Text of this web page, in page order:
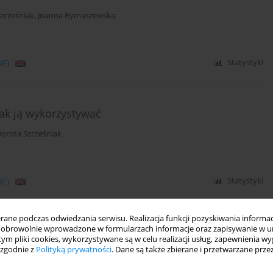
podczas odwiedzania serwisu. Realizacja funkcji pozyskiwania
wprowadzone w formularzach informacje oraz zapisywanie w
pliki cookies, wykorzystywane są w celu realizacji usług, zapewnienia
z Polityką prywatności. Dane są także zbierane i przetwarzane
, Joanna Rymaszewska
Statystyki
ją wykorzystywać
Szcześniak
Statystyki
Psychiatrycznego na temat stosowania
D2/D3 w populacjach szczególnych